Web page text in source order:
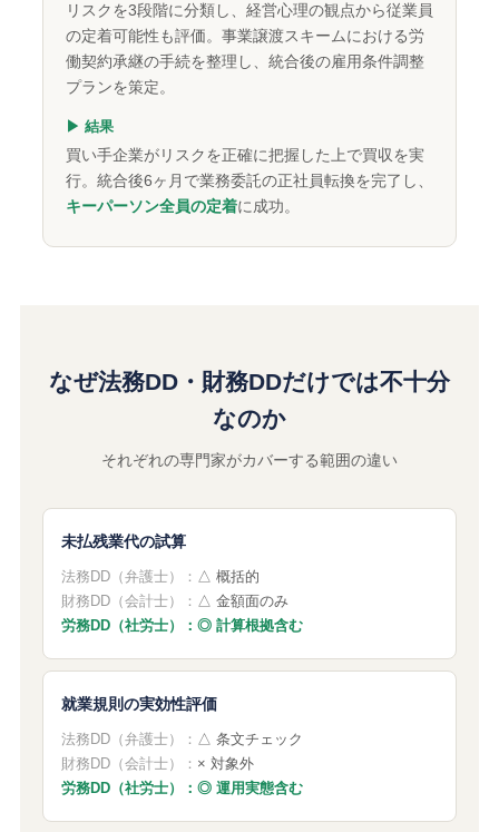
リスクを3段階に分類し、経営心理の観点から従業員
の定着可能性も評価。事業譲渡スキームにおける労
働契約承継の手続を整理し、統合後の雇用条件調整
プランを策定。
▶ 結果
買い手企業がリスクを正確に把握した上で買収を実
行。統合後6ヶ月で業務委託の正社員転換を完了し、
キーパーソン全員の定着に成功。
なぜ法務DD・財務DDだけでは不十分
なのか
それぞれの専門家がカバーする範囲の違い
未払残業代の試算
法務DD（弁護士）： △ 概括的
財務DD（会計士）： △ 金額面のみ
労務DD（社労士）：◎ 計算根拠含む
就業規則の実効性評価
法務DD（弁護士）： △ 条文チェック
財務DD（会計士）： × 対象外
労務DD（社労士）：◎ 運用実態含む